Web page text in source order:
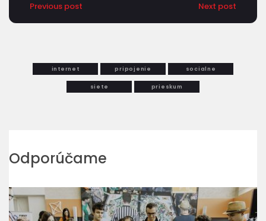
Previous post Next post
internet pripojenie socialne
siete prieskum
Odporúčame